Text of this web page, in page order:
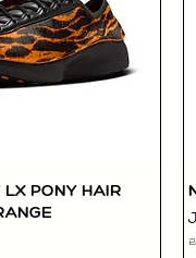
覽 PONY HAIR